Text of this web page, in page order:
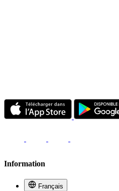
Information
Français